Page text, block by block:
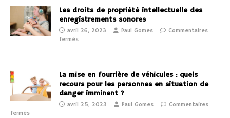
Les droits de propriété intellectuelle des
enregistrements sonores
avril 26, 2023 Paul Gomes
Commentaires
fermés
La mise en fourrière de véhicules : quels
recours pour les personnes en situation de
danger imminent ?
avril 25, 2023 Paul Gomes
Commentaires
fermés